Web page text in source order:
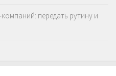
передать рутину и